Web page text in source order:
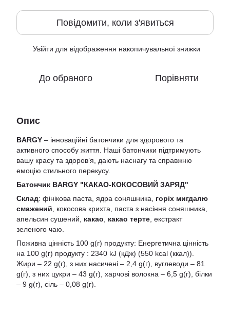
Повідомити, коли з'явиться
Увійти для відображення накопичувальної знижки
До обраного Порівняти
Опис
BARGY – інноваційні батончики для здорового та
активного способу життя. Наші батончики підтримують
вашу красу та здоров’я, дають наснагу та справжню
емоцію стильного перекусу.
Батончик BARGY "КАКАО-КОКОСОВИЙ ЗАРЯД"
Cклад: фінікова паста, ядра соняшника, горіх мигдалю
смажений , кокосова крихта, паста з насіння соняшника,
апельсин сушений, какао какао терте , екстракт
зеленого чаю.
Поживна цінність 100 g(г) продукту: Енергетична цінність
на 100 g(г) продукту : 2340 kJ (кДж) (550 kcal (ккал)).
Жири – 22 g(г), з них насичені – 2,4 g(г), вуглеводи – 81
g(г), з них цукри – 43 g(г), харчові волокна – 6,5 g(г), білки
– 9 g(г), сіль – 0,08 g(г).